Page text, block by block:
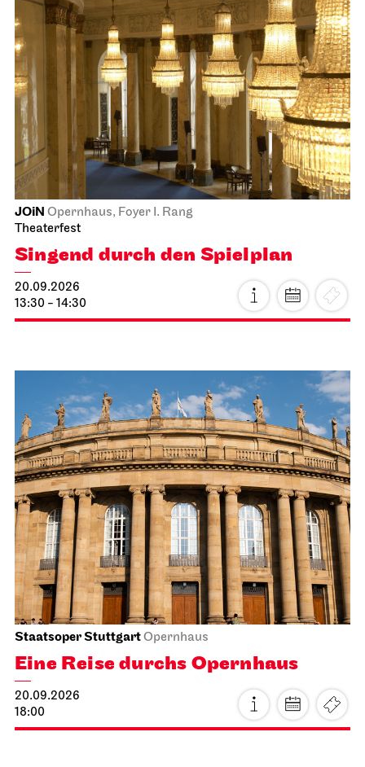
JOiN Opernhaus, Foyer I. Rang
Theaterfest
Singend durch den Spielplan
20.09.2026
13:30 - 14:30
Staatsoper StuttgartOpernhaus
Eine Reise durchs Opernhaus
20.09.2026
18:00